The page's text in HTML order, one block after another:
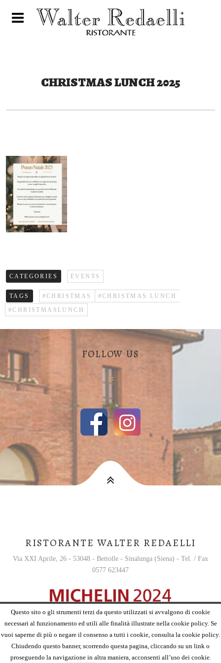
CHRISTMAS LUNCH 2025
CATEGORIES EVENTS
TAGS #CHRISTMAS
#CHRISTMAS LUNCH
#CHRISTMASLUNCH
FOLLOW US
✻
RISTORANTE WALTER REDAELLI
Via XXI Aprile, 26 - 53048 - Bettolle - Sinalunga (Siena) - Tel. / Fax
0577 623447
English
Questo sito o gli strumenti terzi da questo utilizzati si avvalgono di cookie
necessari al funzionamento ed utili alle finalità illustrate nella cookie policy. Se
vuoi saperne di più o negare il consenso a tutti i cookie, consulta la cookie policy.
Chiudendo questo banner, scorrendo questa pagina, cliccando su un link o
proseguendo la navigazione in altra maniera, acconsenti all’uso dei cookie.